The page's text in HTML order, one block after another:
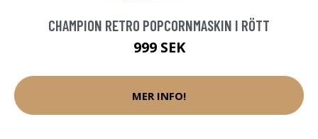
CHAMPION RETRO POPCORNMASKIN I RÖTT
999 SEK
MER INFO!